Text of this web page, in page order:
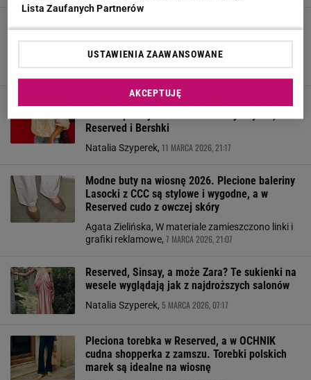
Agata Zielińska, W materiale zamieszczono linki i
grafiki reklamowe,12 MARCA 2026, 21:26
Kurtki w groszki wracają do łask. Ten wzór
Reserved i Bershki
Natalia Szyperek, 11 MARCA 2026, 21:17
Modne buty na wiosnę 2026. Plecione baleriny
Lasocki z CCC są stylowe i wygodne, a w
Reserved cudo z owczej skóry
Agata Zielińska, W materiale zamieszczono linki i
grafiki reklamowe, 7 MARCA 2026, 21:07
Reserved, Sinsay, a może Zara? Te sukienki na
wesele wyglądają jak z najdroższych salonów
Natalia Szyperek, 5 MARCA 2026, 07:17
Pleciona torebka w Reserved, a w OCHNIK
cudna shopperka z zamszu. Torebki polskich
marek są idealne na wiosnę
Lista Zaufanych Partnerów
USTAWIENIA ZAAWANSOWANE
AKCEPTUJĘ